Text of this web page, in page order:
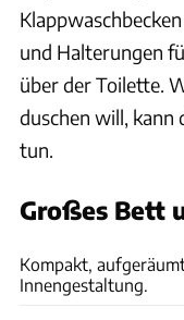
und Halterungen
über der Toilette.
duschen will, kann
tun.
Großes Bett
Kompakt,
Innengestaltung.